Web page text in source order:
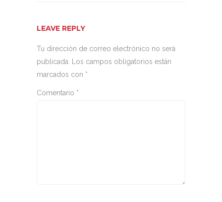
LEAVE REPLY
Tu dirección de correo electrónico no será
publicada.
Los campos obligatorios están
marcados con *
Comentario *